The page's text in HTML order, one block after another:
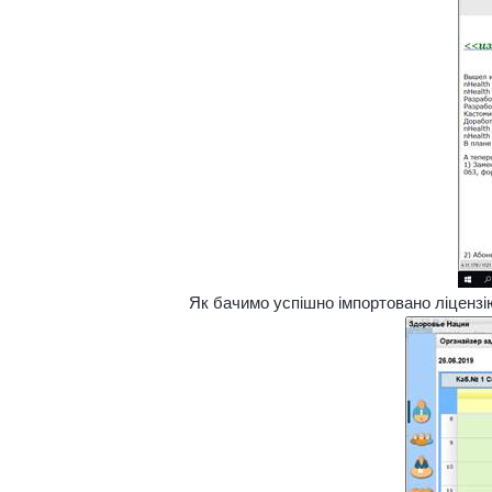
Як бачимо успішно імпортовано